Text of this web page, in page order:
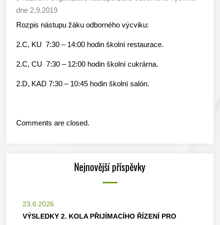
dne 2.9.2019
Rozpis nástupu žáku odborného výcviku:
2.C, KU 7:30 – 14:00 hodin školní restaurace.
2.C, CU 7:30 – 12:00 hodin školní cukrárna.
2.D, KAD 7:30 – 10:45 hodin školní salón.
Comments are closed.
Nejnovější příspěvky
23.6.2026
VÝSLEDKY 2. KOLA PŘIJÍMACÍHO ŘÍZENÍ PRO